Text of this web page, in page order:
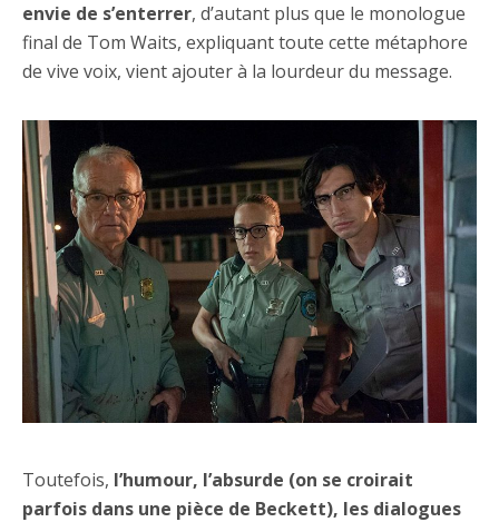
envie de s’enterrer, d’autant plus que le monologue
final de Tom Waits, expliquant toute cette métaphore
de vive voix, vient ajouter à la lourdeur du message.
Toutefois, l’humour, l’absurde (on se croirait
parfois dans une pièce de Beckett), les dialogues